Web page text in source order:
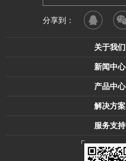
分享到：
关于我们
新闻中心
产品中心
解决方案
服务支持